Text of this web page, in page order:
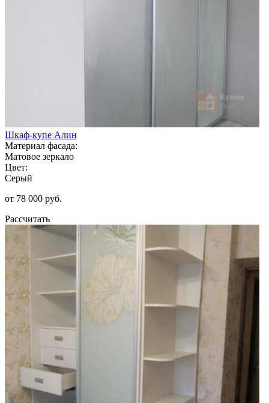
Шкаф-купе Алин
Материал фасада:
Матовое зеркало
Цвет:
Серый
от 78 000 руб.
Рассчитать